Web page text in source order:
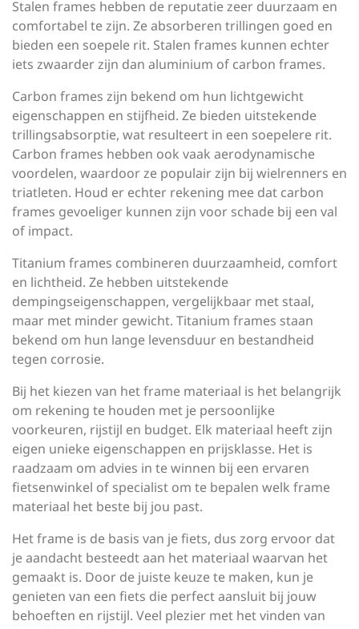
Stalen frames hebben de reputatie zeer duurzaam en
comfortabel te zijn. Ze absorberen trillingen goed en
bieden een soepele rit. Stalen frames kunnen echter
iets zwaarder zijn dan aluminium of carbon frames.
Carbon frames zijn bekend om hun lichtgewicht
eigenschappen en stijfheid. Ze bieden uitstekende
trillingsabsorptie, wat resulteert in een soepelere rit.
Carbon frames hebben ook vaak aerodynamische
voordelen, waardoor ze populair zijn bij wielrenners en
triatleten. Houd er echter rekening mee dat carbon
frames gevoeliger kunnen zijn voor schade bij een val
of impact.
Titanium frames combineren duurzaamheid, comfort
en lichtheid. Ze hebben uitstekende
dempingseigenschappen, vergelijkbaar met staal,
maar met minder gewicht. Titanium frames staan
bekend om hun lange levensduur en bestandheid
tegen corrosie.
Bij het kiezen van het frame materiaal is het belangrijk
om rekening te houden met je persoonlijke
voorkeuren, rijstijl en budget. Elk materiaal heeft zijn
eigen unieke eigenschappen en prijsklasse. Het is
raadzaam om advies in te winnen bij een ervaren
fietsenwinkel of specialist om te bepalen welk frame
materiaal het beste bij jou past.
Het frame is de basis van je fiets, dus zorg ervoor dat
je aandacht besteedt aan het materiaal waarvan het
gemaakt is. Door de juiste keuze te maken, kun je
genieten van een fiets die perfect aansluit bij jouw
behoeften en rijstijl. Veel plezier met het vinden van